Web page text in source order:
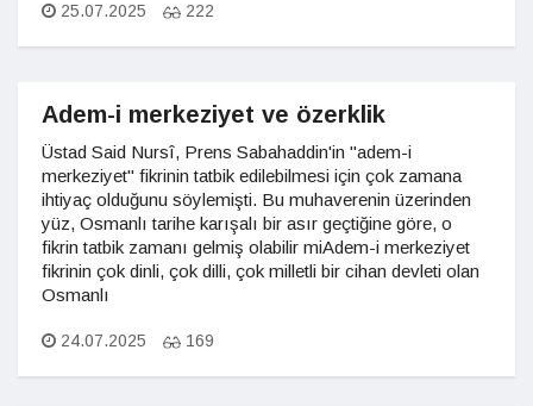
25.07.2025 222
Adem-i merkeziyet ve özerklik
Üstad Said Nursî, Prens Sabahaddin'in "adem-i
merkeziyet" fikrinin tatbik edilebilmesi için çok zamana
ihtiyaç olduğunu söylemişti. Bu muhaverenin üzerinden
yüz, Osmanlı tarihe karışalı bir asır geçtiğine göre, o
fikrin tatbik zamanı gelmiş olabilir miAdem-i merkeziyet
fikrinin çok dinli, çok dilli, çok milletli bir cihan devleti olan
Osmanlı
24.07.2025 169